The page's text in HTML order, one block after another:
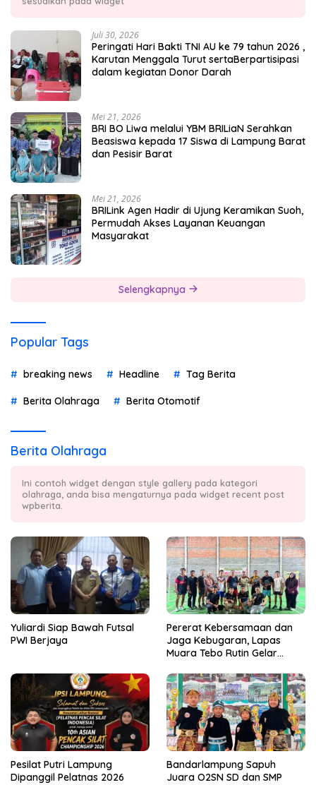
Juli 30, 2026
Peringati Hari Bakti TNI AU ke 79 tahun 2026 ,
Karutan Menggala Turut sertaBerpartisipasi
dalam kegiatan Donor Darah
Mei 21, 2026
BRI BO Liwa melalui YBM BRILiaN Serahkan
Beasiswa kepada 17 Siswa di Lampung Barat
dan Pesisir Barat
Mei 21, 2026
BRILink Agen Hadir di Ujung Keramikan Suoh,
Permudah Akses Layanan Keuangan
Masyarakat
Selengkapnya
Popular Tags
breaking news Headline Tag Berita
Berita Olahraga Berita Otomotif
Berita Olahraga
Ini contoh widget dengan style gallery pada kategori
olahraga, anda bisa mengaturnya pada widget recent post
wpberita.
Yuliardi Siap Bawah Futsal
PWI Berjaya
Pererat Kebersamaan dan
Jaga Kebugaran, Lapas
Muara Tebo Rutin Gelar
Pesilat Putri Lampung
Dipanggil Pelatnas 2026
Bandarlampung Sapuh
Juara O2SN SD dan SMP